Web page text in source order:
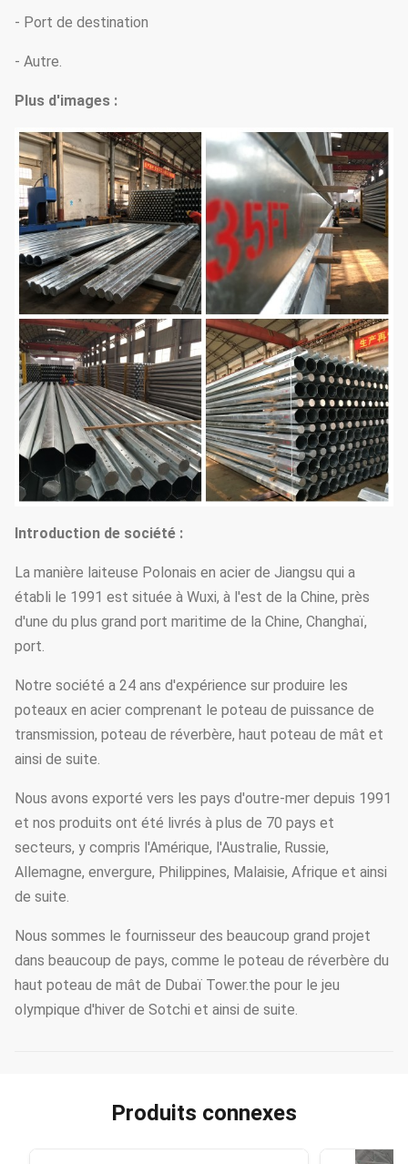
- Port de destination
- Autre.
Plus d'images :
Introduction de société :
La manière laiteuse Polonais en acier de Jiangsu qui a
établi le 1991 est située à Wuxi, à l'est de la Chine, près
d'une du plus grand port maritime de la Chine, Changhaï,
port.
Notre société a 24 ans d'expérience sur produire les
poteaux en acier comprenant le poteau de puissance de
transmission, poteau de réverbère, haut poteau de mât et
ainsi de suite.
Nous avons exporté vers les pays d'outre-mer depuis 1991
et nos produits ont été livrés à plus de 70 pays et
secteurs, y compris l'Amérique, l'Australie, Russie,
Allemagne, envergure, Philippines, Malaisie, Afrique et ainsi
de suite.
Nous sommes le fournisseur des beaucoup grand projet
dans beaucoup de pays, comme le poteau de réverbère du
haut poteau de mât de Dubaï Tower.the pour le jeu
olympique d'hiver de Sotchi et ainsi de suite.
Produits connexes